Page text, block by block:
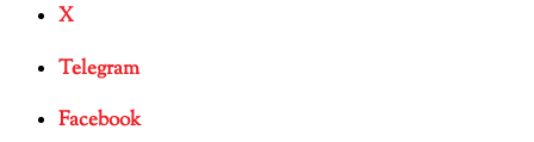
X
Telegram
Facebook